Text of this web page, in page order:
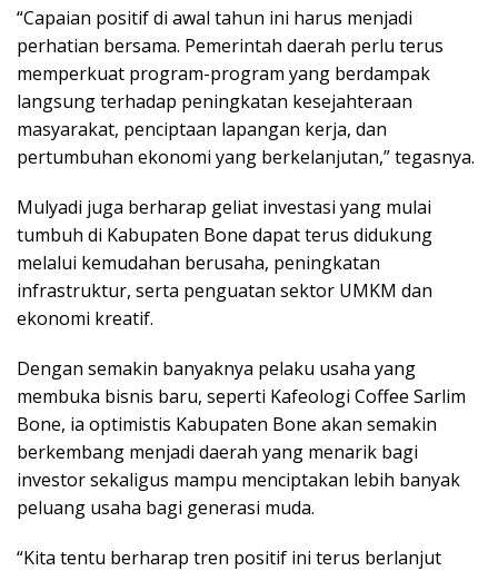
“Capaian positif di awal tahun ini harus menjadi
perhatian bersama. Pemerintah daerah perlu terus
memperkuat program-program yang berdampak
langsung terhadap peningkatan kesejahteraan
masyarakat, penciptaan lapangan kerja, dan
pertumbuhan ekonomi yang berkelanjutan,” tegasnya.
Mulyadi juga berharap geliat investasi yang mulai
tumbuh di Kabupaten Bone dapat terus didukung
melalui kemudahan berusaha, peningkatan
infrastruktur, serta penguatan sektor UMKM dan
ekonomi kreatif.
Dengan semakin banyaknya pelaku usaha yang
membuka bisnis baru, seperti Kafeologi Coffee Sarlim
Bone, ia optimistis Kabupaten Bone akan semakin
berkembang menjadi daerah yang menarik bagi
investor sekaligus mampu menciptakan lebih banyak
peluang usaha bagi generasi muda.
“Kita tentu berharap tren positif ini terus berlanjut